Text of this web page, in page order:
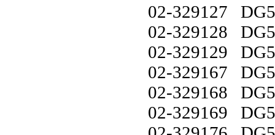
02-329127
02-329128
02-329129
02-329167
02-329168
02-329169